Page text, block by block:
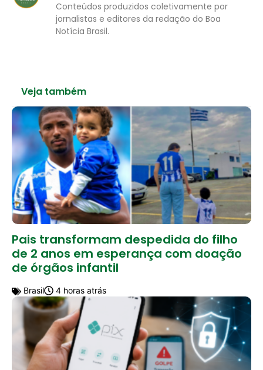
Conteúdos produzidos coletivamente por
jornalistas e editores da redação do Boa
Notícia Brasil.
Veja também
Pais transformam despedida do filho
de 2 anos em esperança com doação
de órgãos infantil
Brasil 4 horas atrás